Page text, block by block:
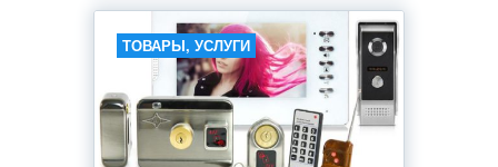
ТОВАРЫ, УСЛУГИ